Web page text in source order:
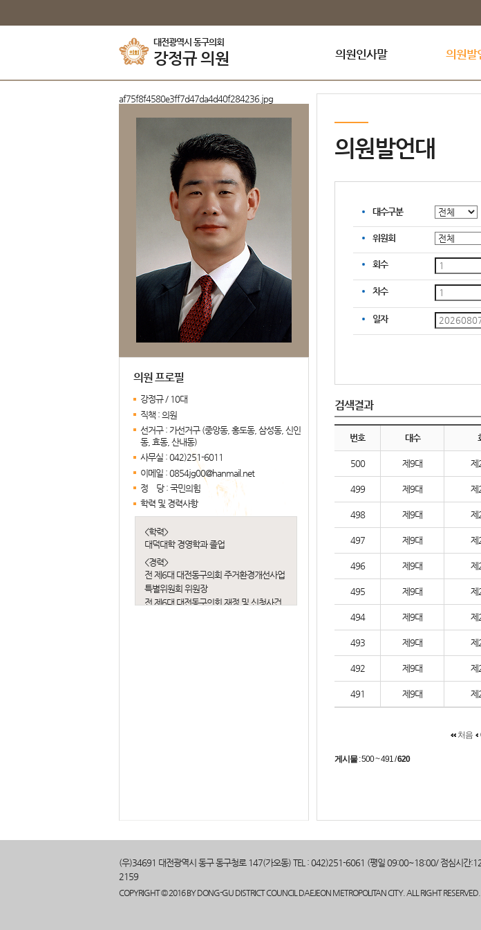
대전광역시 동구의회
강정규의원 의원인사말 의원발
af75f8f4580e3ff7d47da4d40f284236.jpg
의원 프로필
강정규 / 10대
직책 : 의원
선거구 : 가선거구 (중앙동, 홍도동, 삼성동, 신인
동, 효동, 산내동)
사무실 : 042)251-6011
이메일 : 0854jg00@hanmail.net
정 당 : 국민의힘
학력 및 경력사항
<학력>
대덕대학 경영학과 졸업
<경력>
전 제6대 대전동구의회 주거환경개선사업
특별위원회 위원장
전 제6대 대전동구의회 재정 및 신청사건
현 법무부 범죄예방위원
현 (사)부패방지 국민운동 동구연합 상임
현 (사) 대전광역시 장애인단체 총연합회
의원발언대
대수구분
위원회
회수
차수
일자
검색결과
번호 대수
500 제9대 제
499 제9대 제
498 제9대 제
497 제9대 제
496 제9대 제
495 제9대 제
494 제9대 제
493 제9대 제
492 제9대 제
491 제9대 제
처음
게시물:500 ~ 491/620
(우)34691 대전광역시 동구 동구청로 147(가오동) TEL : 042)251-6061 (평일 09:00~18:00/ 점심시간
2159
COPYRIGHT © 2016 BY DONG-GU DISTRICT COUNCIL DAEJEON METROPOLITAN CITY. ALL RIGHT RESERVED.